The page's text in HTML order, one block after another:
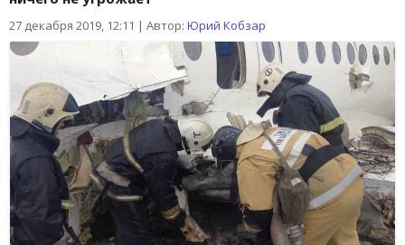
27 декабря 2019, 12:11 | Автор: Юрий Кобзар